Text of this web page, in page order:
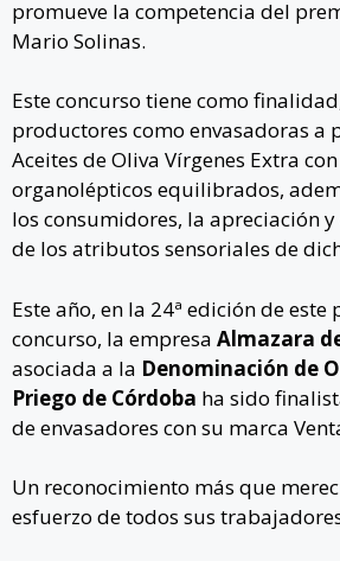
promueve la competencia del
Mario Solinas.
Este concurso tiene como
productores como envasadoras a
Aceites de Oliva Vírgenes Extra
organolépticos equilibrados,
los consumidores, la apreciación
de los atributos sensoriales de
Este año, en la 24ª edición de este
concurso, la empresa Almazara
asociada a la Denominación de
Priego de Córdoba ha sido
de envasadores con su marca
Un reconocimiento más que
esfuerzo de todos sus